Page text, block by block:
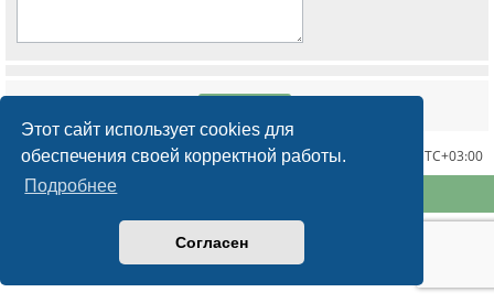
Этот сайт использует cookies для
обеспечения своей корректной работы.
Подробнее
Согласен
Часовой пояс: UTC+03:00
Конфиденциальность